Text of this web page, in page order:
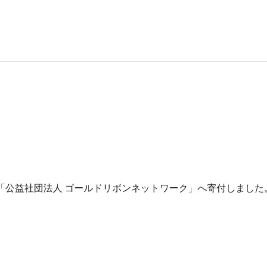
「公益社団法人 ゴールドリボンネットワーク」へ寄付しました